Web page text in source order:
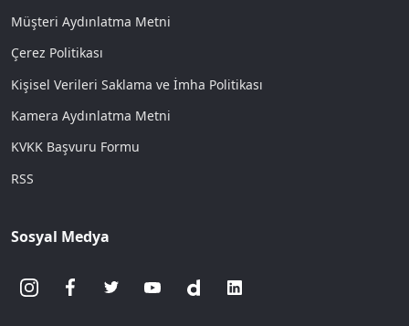
Müşteri Aydınlatma Metni
Çerez Politikası
Kişisel Verileri Saklama ve İmha Politikası
Kamera Aydınlatma Metni
KVKK Başvuru Formu
RSS
Sosyal Medya